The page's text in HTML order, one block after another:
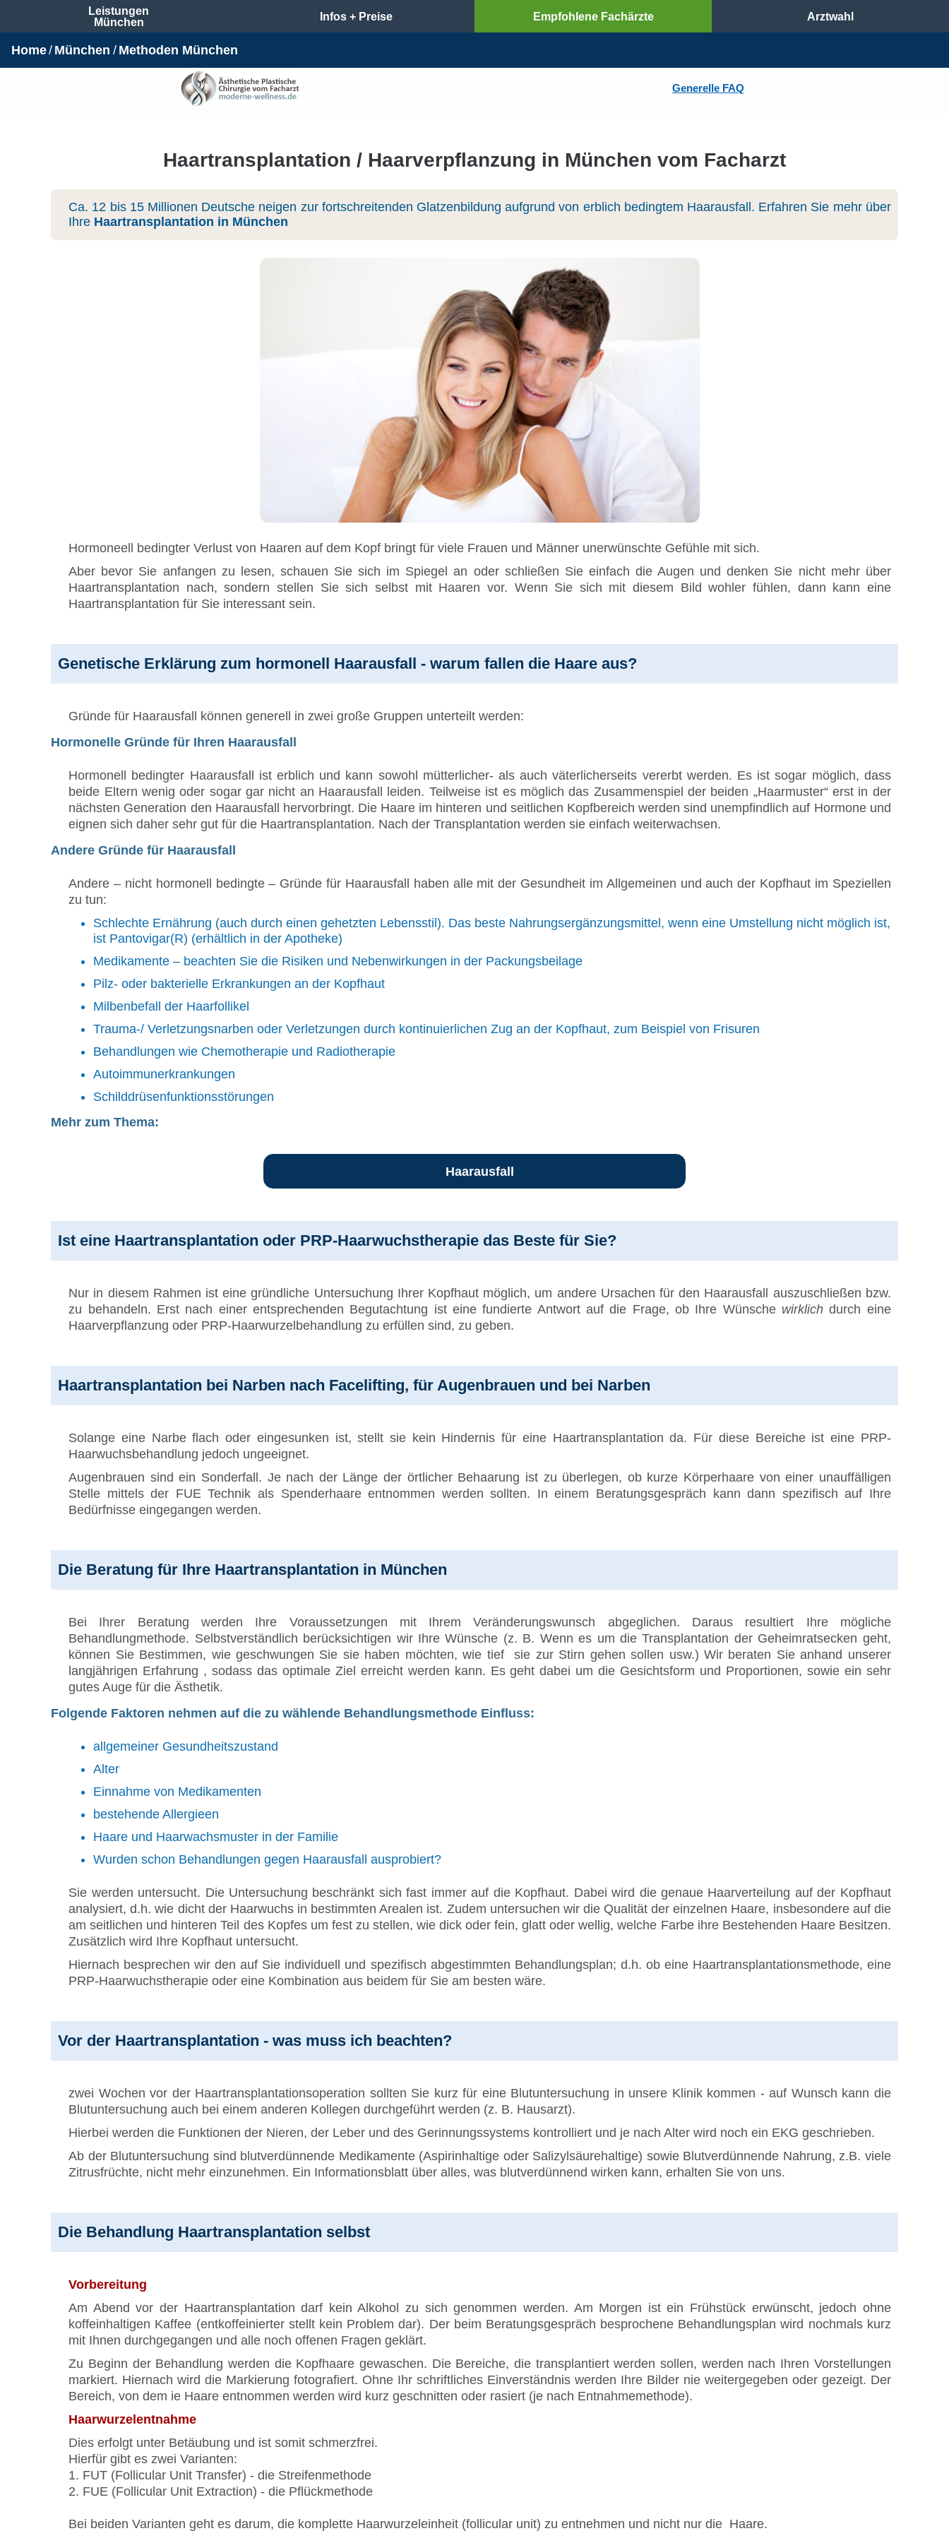
Generelle FAQ
Leistungen
München
Infos + Preise Empfohlene Fachärzte Arztwahl
Home München Methoden München
Haartransplantation / Haarverpflanzung in München vom Facharzt
Ca. 12 bis 15 Millionen Deutsche neigen zur fortschreitenden Glatzenbildung aufgrund von erblich bedingtem Haarausfall. Erfahren Sie mehr über
Ihre Haartransplantation in München
Hormoneell bedingter Verlust von Haaren auf dem Kopf bringt für viele Frauen und Männer unerwünschte Gefühle mit sich.
Aber bevor Sie anfangen zu lesen, schauen Sie sich im Spiegel an oder schließen Sie einfach die Augen und denken Sie nicht mehr über
Haartransplantation nach, sondern stellen Sie sich selbst mit Haaren vor. Wenn Sie sich mit diesem Bild wohler fühlen, dann kann eine
Haartransplantation für Sie interessant sein.
Genetische Erklärung zum hormonell Haarausfall - warum fallen die Haare aus?
Gründe für Haarausfall können generell in zwei große Gruppen unterteilt werden:
Hormonelle Gründe für Ihren Haarausfall
Hormonell bedingter Haarausfall ist erblich und kann sowohl mütterlicher- als auch väterlicherseits vererbt werden. Es ist sogar möglich, dass
beide Eltern wenig oder sogar gar nicht an Haarausfall leiden. Teilweise ist es möglich das Zusammenspiel der beiden „Haarmuster“ erst in der
nächsten Generation den Haarausfall hervorbringt. Die Haare im hinteren und seitlichen Kopfbereich werden sind unempfindlich auf Hormone und
eignen sich daher sehr gut für die Haartransplantation. Nach der Transplantation werden sie einfach weiterwachsen.
Andere Gründe für Haarausfall
Andere – nicht hormonell bedingte – Gründe für Haarausfall haben alle mit der Gesundheit im Allgemeinen und auch der Kopfhaut im Speziellen
zu tun:
Schlechte Ernährung (auch durch einen gehetzten Lebensstil). Das beste Nahrungsergänzungsmittel, wenn eine Umstellung nicht möglich ist,
ist Pantovigar(R) (erhältlich in der Apotheke)
Medikamente – beachten Sie die Risiken und Nebenwirkungen in der Packungsbeilage
Pilz- oder bakterielle Erkrankungen an der Kopfhaut
Milbenbefall der Haarfollikel
Trauma-/ Verletzungsnarben oder Verletzungen durch kontinuierlichen Zug an der Kopfhaut, zum Beispiel von Frisuren
Behandlungen wie Chemotherapie und Radiotherapie
Autoimmunerkrankungen
Schilddrüsenfunktionsstörungen
Mehr zum Thema:
Haarausfall
Ist eine Haartransplantation oder PRP-Haarwuchstherapie das Beste für Sie?
Nur in diesem Rahmen ist eine gründliche Untersuchung Ihrer Kopfhaut möglich, um andere Ursachen für den Haarausfall auszuschließen bzw.
zu behandeln. Erst nach einer entsprechenden Begutachtung ist eine fundierte Antwort auf die Frage, ob Ihre Wünsche wirklich durch eine
Haarverpflanzung oder PRP-Haarwurzelbehandlung zu erfüllen sind, zu geben.
Haartransplantation bei Narben nach Facelifting, für Augenbrauen und bei Narben
Solange eine Narbe flach oder eingesunken ist, stellt sie kein Hindernis für eine Haartransplantation da. Für diese Bereiche ist eine PRP-
Haarwuchsbehandlung jedoch ungeeignet.
Augenbrauen sind ein Sonderfall. Je nach der Länge der örtlicher Behaarung ist zu überlegen, ob kurze Körperhaare von einer unauffälligen
Stelle mittels der FUE Technik als Spenderhaare entnommen werden sollten. In einem Beratungsgespräch kann dann spezifisch auf Ihre
Bedürfnisse eingegangen werden.
Die Beratung für Ihre Haartransplantation in München
Bei Ihrer Beratung werden Ihre Voraussetzungen mit Ihrem Veränderungswunsch abgeglichen. Daraus resultiert Ihre mögliche
Behandlungmethode. Selbstverständlich berücksichtigen wir Ihre Wünsche (z. B. Wenn es um die Transplantation der Geheimratsecken geht,
können Sie Bestimmen, wie geschwungen Sie sie haben möchten, wie tief sie zur Stirn gehen sollen usw.) Wir beraten Sie anhand unserer
langjährigen Erfahrung , sodass das optimale Ziel erreicht werden kann. Es geht dabei um die Gesichtsform und Proportionen, sowie ein sehr
gutes Auge für die Ästhetik.
Folgende Faktoren nehmen auf die zu wählende Behandlungsmethode Einfluss:
allgemeiner Gesundheitszustand
Alter
Einnahme von Medikamenten
bestehende Allergieen
Haare und Haarwachsmuster in der Familie
Wurden schon Behandlungen gegen Haarausfall ausprobiert?
Sie werden untersucht. Die Untersuchung beschränkt sich fast immer auf die Kopfhaut. Dabei wird die genaue Haarverteilung auf der Kopfhaut
analysiert, d.h. wie dicht der Haarwuchs in bestimmten Arealen ist. Zudem untersuchen wir die Qualität der einzelnen Haare, insbesondere auf die
am seitlichen und hinteren Teil des Kopfes um fest zu stellen, wie dick oder fein, glatt oder wellig, welche Farbe ihre Bestehenden Haare Besitzen.
Zusätzlich wird Ihre Kopfhaut untersucht.
Hiernach besprechen wir den auf Sie individuell und spezifisch abgestimmten Behandlungsplan; d.h. ob eine Haartransplantationsmethode, eine
PRP-Haarwuchstherapie oder eine Kombination aus beidem für Sie am besten wäre.
Vor der Haartransplantation - was muss ich beachten?
zwei Wochen vor der Haartransplantationsoperation sollten Sie kurz für eine Blutuntersuchung in unsere Klinik kommen - auf Wunsch kann die
Blutuntersuchung auch bei einem anderen Kollegen durchgeführt werden (z. B. Hausarzt).
Hierbei werden die Funktionen der Nieren, der Leber und des Gerinnungssystems kontrolliert und je nach Alter wird noch ein EKG geschrieben.
Ab der Blutuntersuchung sind blutverdünnende Medikamente (Aspirinhaltige oder Salizylsäurehaltige) sowie Blutverdünnende Nahrung, z.B. viele
Zitrusfrüchte, nicht mehr einzunehmen. Ein Informationsblatt über alles, was blutverdünnend wirken kann, erhalten Sie von uns.
Die Behandlung Haartransplantation selbst
Vorbereitung
Am Abend vor der Haartransplantation darf kein Alkohol zu sich genommen werden. Am Morgen ist ein Frühstück erwünscht, jedoch ohne
koffeinhaltigen Kaffee (entkoffeinierter stellt kein Problem dar). Der beim Beratungsgespräch besprochene Behandlungsplan wird nochmals kurz
mit Ihnen durchgegangen und alle noch offenen Fragen geklärt.
Zu Beginn der Behandlung werden die Kopfhaare gewaschen. Die Bereiche, die transplantiert werden sollen, werden nach Ihren Vorstellungen
markiert. Hiernach wird die Markierung fotografiert. Ohne Ihr schriftliches Einverständnis werden Ihre Bilder nie weitergegeben oder gezeigt. Der
Bereich, von dem ie Haare entnommen werden wird kurz geschnitten oder rasiert (je nach Entnahmemethode).
Haarwurzelentnahme
Dies erfolgt unter Betäubung und ist somit schmerzfrei.
Hierfür gibt es zwei Varianten:
1. FUT (Follicular Unit Transfer) - die Streifenmethode
2. FUE (Follicular Unit Extraction) - die Pflückmethode
Bei beiden Varianten geht es darum, die komplette Haarwurzeleinheit (follicular unit) zu entnehmen und nicht nur die Haare.